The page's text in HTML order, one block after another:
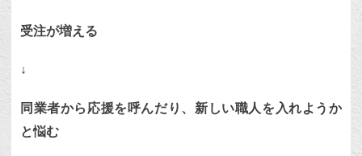
受注が増える
↓
同業者から応援を呼んだり、新しい職人を入れようか
と悩む